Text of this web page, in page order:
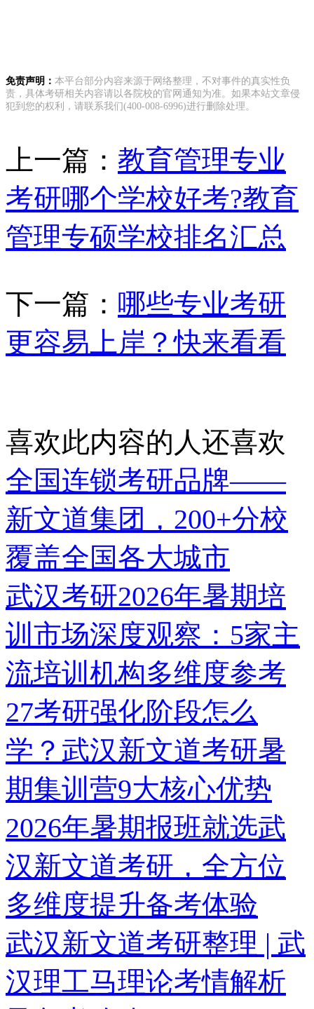
免责声明： 本平台部分内容来源于网络整理，不对事件的真实性负
责，具体考研相关内容请以各院校的官网通知为准。如果本站文章侵
犯到您的权利，请联系我们(400-008-6996)进行删除处理。
上一篇： 教育管理专业
考研哪个学校好考?教育
管理专硕学校排名汇总
下一篇： 哪些专业考研
更容易上岸？快来看看
喜欢此内容的人还喜欢
全国连锁考研品牌——
新文道集团，200+分校
覆盖全国各大城市
武汉考研2026年暑期培
训市场深度观察：5家主
流培训机构多维度参考
27考研强化阶段怎么
学？武汉新文道考研暑
期集训营9大核心优势
2026年暑期报班就选武
汉新文道考研，全方位
多维度提升备考体验
武汉新文道考研整理 | 武
汉理工马理论考情解析